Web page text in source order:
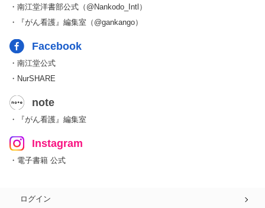
・南江堂洋書部公式（@Nankodo_Intl）
・『がん看護』編集室（@gankango）
Facebook
・南江堂公式
・NurSHARE
note
・『がん看護』編集室
Instagram
・電子書籍 公式
ログイン